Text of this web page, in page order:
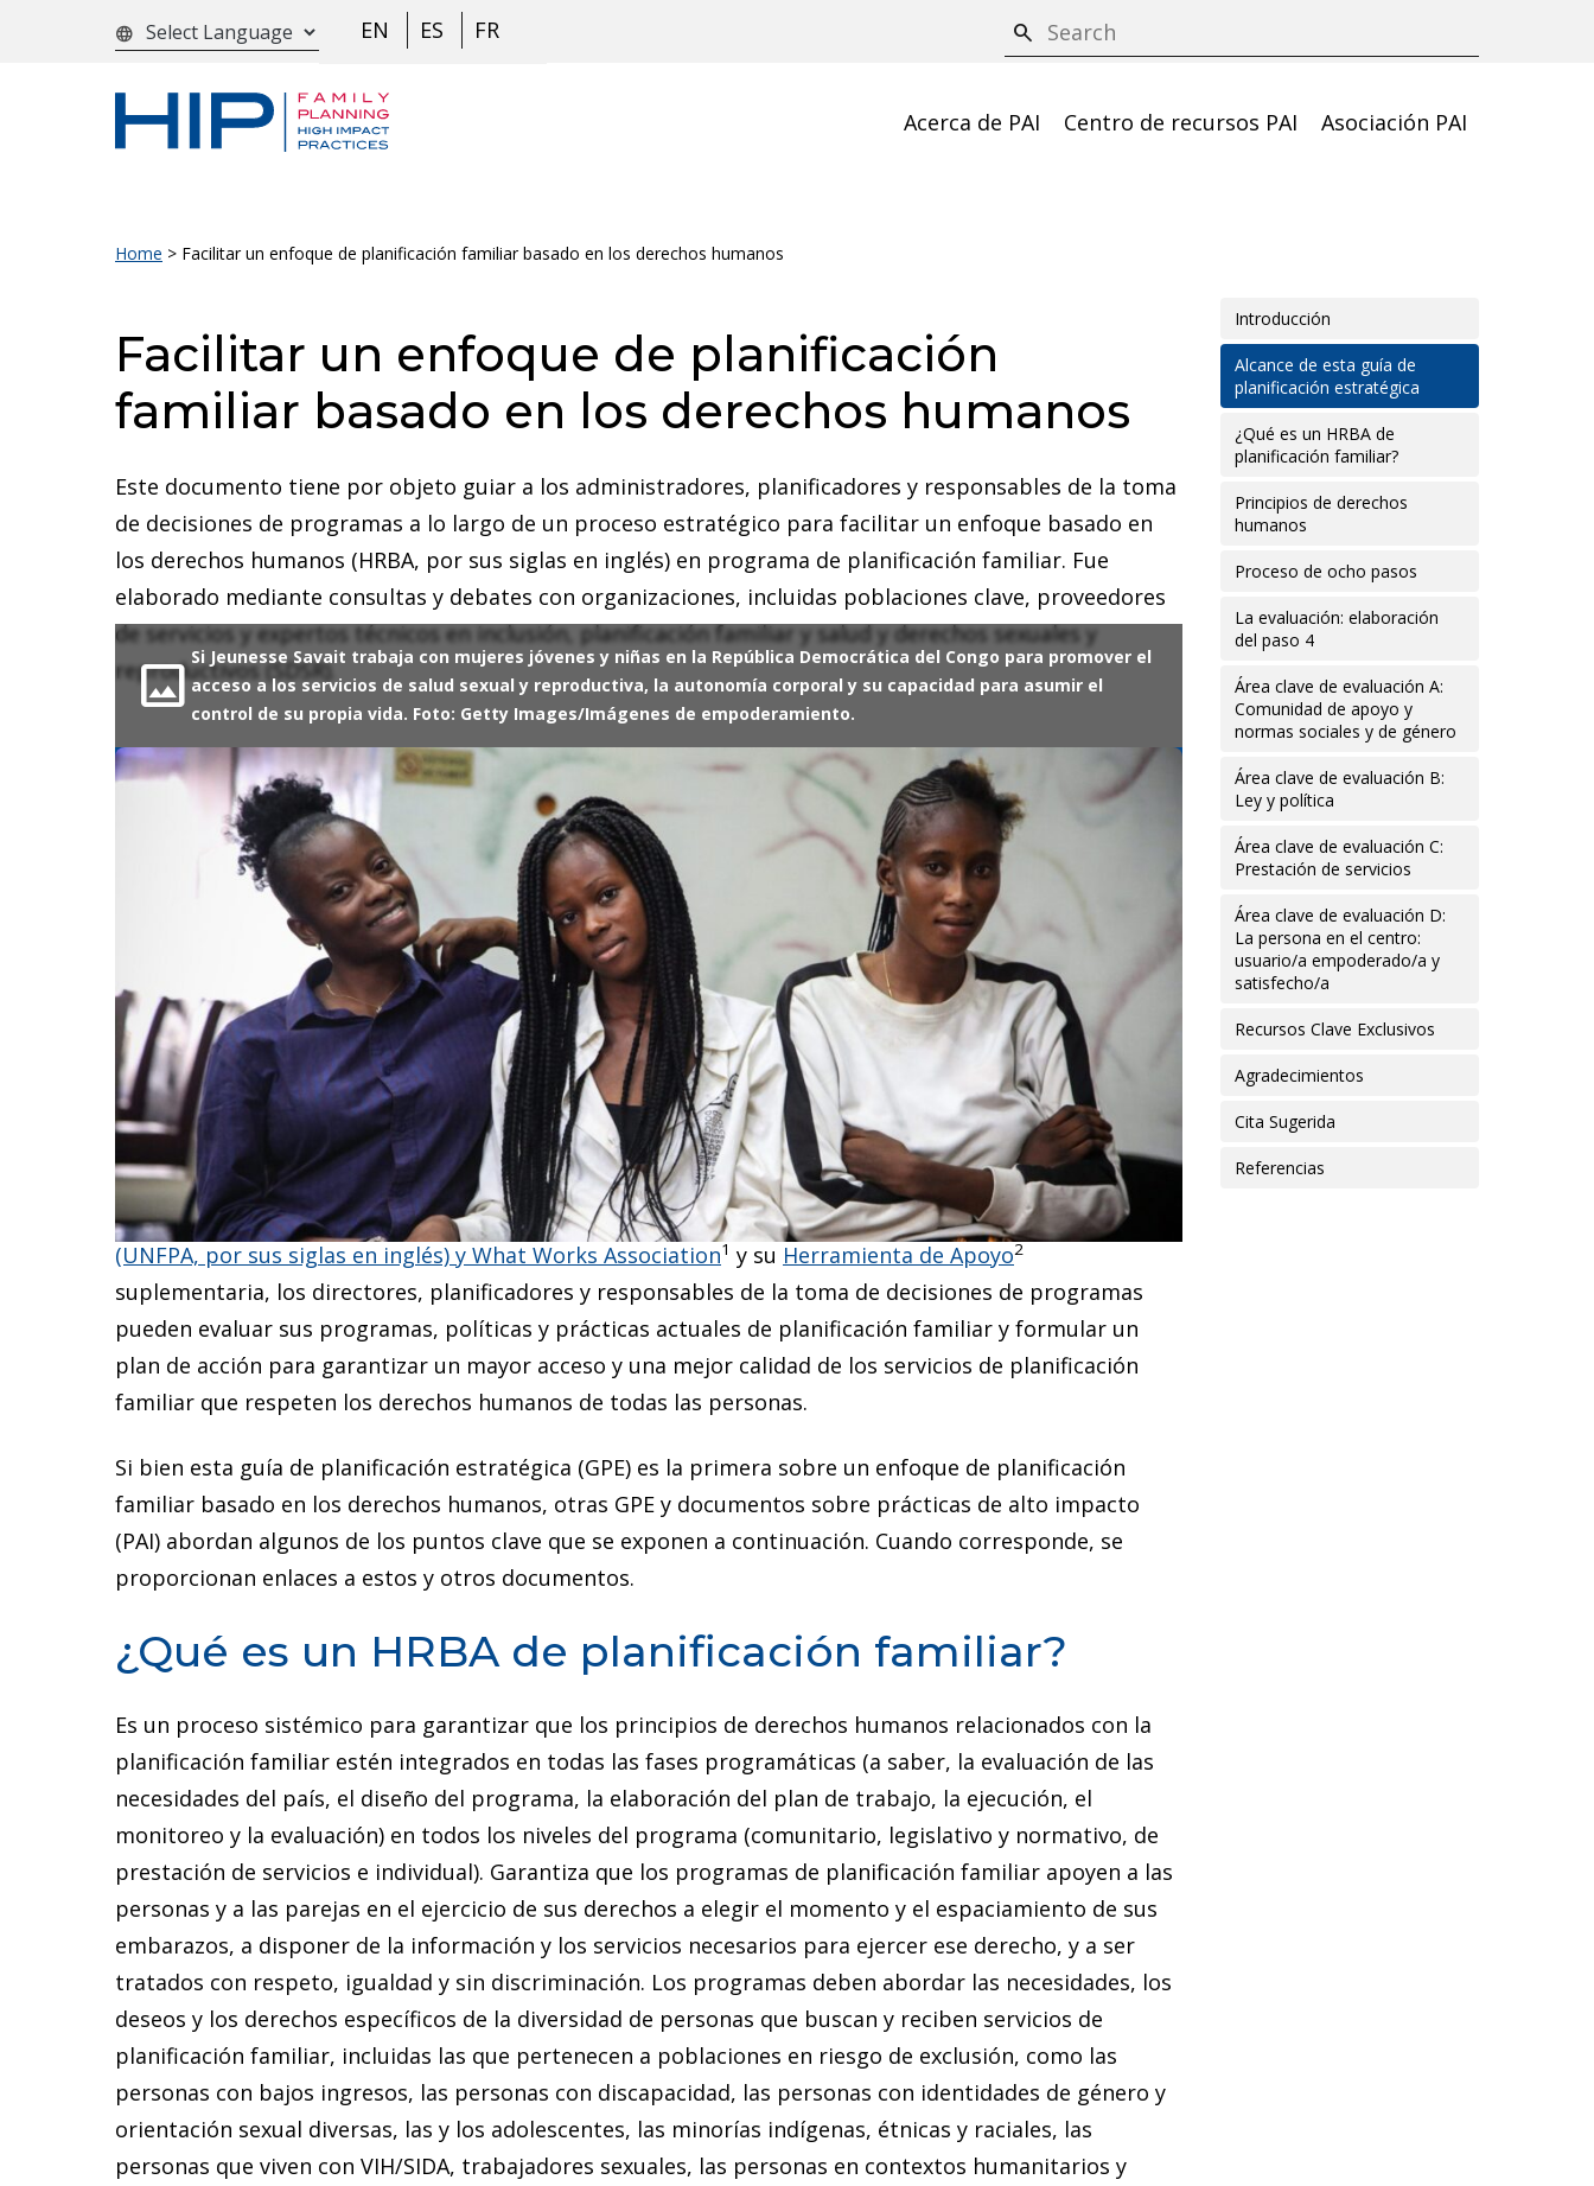
language EN ES FR
S
e
r
search
Acerca de PAI Centro de recursos PAI Asociación PAI
Home > Facilitar un enfoque de planificación familiar basado en los derechos humanos
Facilitar un enfoque de planificación
familiar basado en los derechos humanos
Este documento tiene por objeto guiar a los administradores, planificadores y responsables de la toma
de decisiones de programas a lo largo de un proceso estratégico para facilitar un enfoque basado en
los derechos humanos (HRBA, por sus siglas en inglés) en programa de planificación familiar. Fue
elaborado mediante consultas y debates con organizaciones, incluidas poblaciones clave, proveedores
de servicios y expertos técnicos en inclusión, planificación familiar y salud y derechos sexuales y
reproductivos (SDSR).
imageSi Jeunesse Savait trabaja con mujeres jóvenes y niñas en la República Democrática del Congo para promover el
acceso a los servicios de salud sexual y reproductiva, la autonomía corporal y su capacidad para asumir el
control de su propia vida. Foto: Getty Images/Imágenes de empoderamiento.
Descargar
ES FR
Alcance de esta guía de planificación
estratégica
Esta guía de planificación estratégica ofrece una visión general de los pasos clave para aplicar un HRBA
de planificación familiar, centrándose en una evaluación de los programas de planificación familiar
basada en los derechos humanos. Al seguir estos pasos, que se basan en elMarco holístico de
planificación familiar basada en los derechos humanos del Fondo de Población de las Naciones Unidas
(UNFPA, por sus siglas en inglés) y What Works Association1 y su Herramienta de Apoyo2
suplementaria, los directores, planificadores y responsables de la toma de decisiones de programas
pueden evaluar sus programas, políticas y prácticas actuales de planificación familiar y formular un
plan de acción para garantizar un mayor acceso y una mejor calidad de los servicios de planificación
familiar que respeten los derechos humanos de todas las personas.
Si bien esta guía de planificación estratégica (GPE) es la primera sobre un enfoque de planificación
familiar basado en los derechos humanos, otras GPE y documentos sobre prácticas de alto impacto
(PAI) abordan algunos de los puntos clave que se exponen a continuación. Cuando corresponde, se
proporcionan enlaces a estos y otros documentos.
¿Qué es un HRBA de planificación familiar?
Es un proceso sistémico para garantizar que los principios de derechos humanos relacionados con la
planificación familiar estén integrados en todas las fases programáticas (a saber, la evaluación de las
necesidades del país, el diseño del programa, la elaboración del plan de trabajo, la ejecución, el
monitoreo y la evaluación) en todos los niveles del programa (comunitario, legislativo y normativo, de
prestación de servicios e individual). Garantiza que los programas de planificación familiar apoyen a las
personas y a las parejas en el ejercicio de sus derechos a elegir el momento y el espaciamiento de sus
embarazos, a disponer de la información y los servicios necesarios para ejercer ese derecho, y a ser
tratados con respeto, igualdad y sin discriminación. Los programas deben abordar las necesidades, los
deseos y los derechos específicos de la diversidad de personas que buscan y reciben servicios de
planificación familiar, incluidas las que pertenecen a poblaciones en riesgo de exclusión, como las
personas con bajos ingresos, las personas con discapacidad, las personas con identidades de género y
orientación sexual diversas, las y los adolescentes, las minorías indígenas, étnicas y raciales, las
personas que viven con VIH/SIDA, trabajadores sexuales, las personas en contextos humanitarios y
Introducción
Alcance de esta guía de
planificación estratégica
¿Qué es un HRBA de
planificación familiar?
Principios de derechos
humanos
Proceso de ocho pasos
La evaluación: elaboración
del paso 4
Área clave de evaluación A:
Comunidad de apoyo y
normas sociales y de género
Área clave de evaluación B:
Ley y política
Área clave de evaluación C:
Prestación de servicios
Área clave de evaluación D:
La persona en el centro:
usuario/a empoderado/a y
satisfecho/a
Recursos Clave Exclusivos
Agradecimientos
Cita Sugerida
Referencias